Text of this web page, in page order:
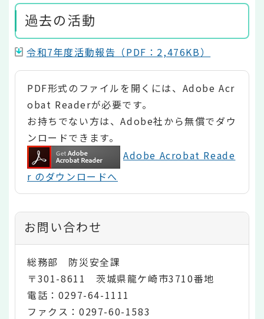
過去の活動
令和7年度活動報告（PDF：2,476KB）
PDF形式のファイルを開くには、Adobe Acr
obat Readerが必要です。
お持ちでない方は、Adobe社から無償でダウ
ンロードできます。
Adobe Acrobat Reade
r のダウンロードへ
お問い合わせ
総務部 防災安全課
〒301-8611 茨城県龍ケ崎市3710番地
電話：0297-64-1111
ファクス：0297-60-1583